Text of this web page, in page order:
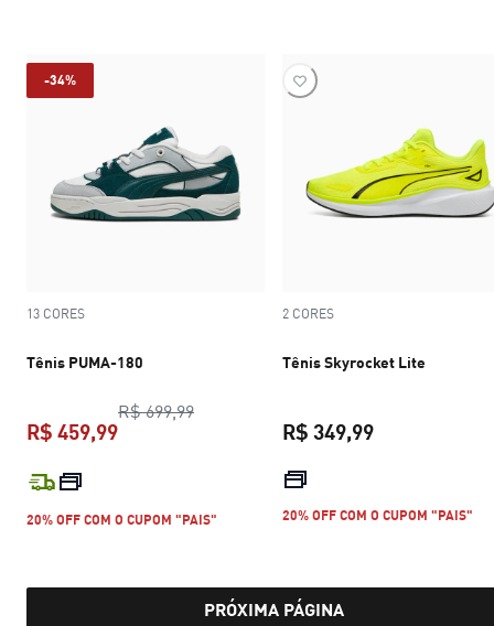
-34%
13 CORES
Tênis PUMA-180
R$ 699,99preço original R$ 699,99
R$ 459,99
preço atual R$ 459,99
20% OFF COM O CUPOM "PAIS"
2 CORES
Tênis Skyrocket Lite
R$ 349,99
20% OFF COM O CUPOM "PAIS"
PRÓXIMA PÁGINA